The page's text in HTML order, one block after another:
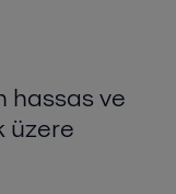
hassas ve
üzere